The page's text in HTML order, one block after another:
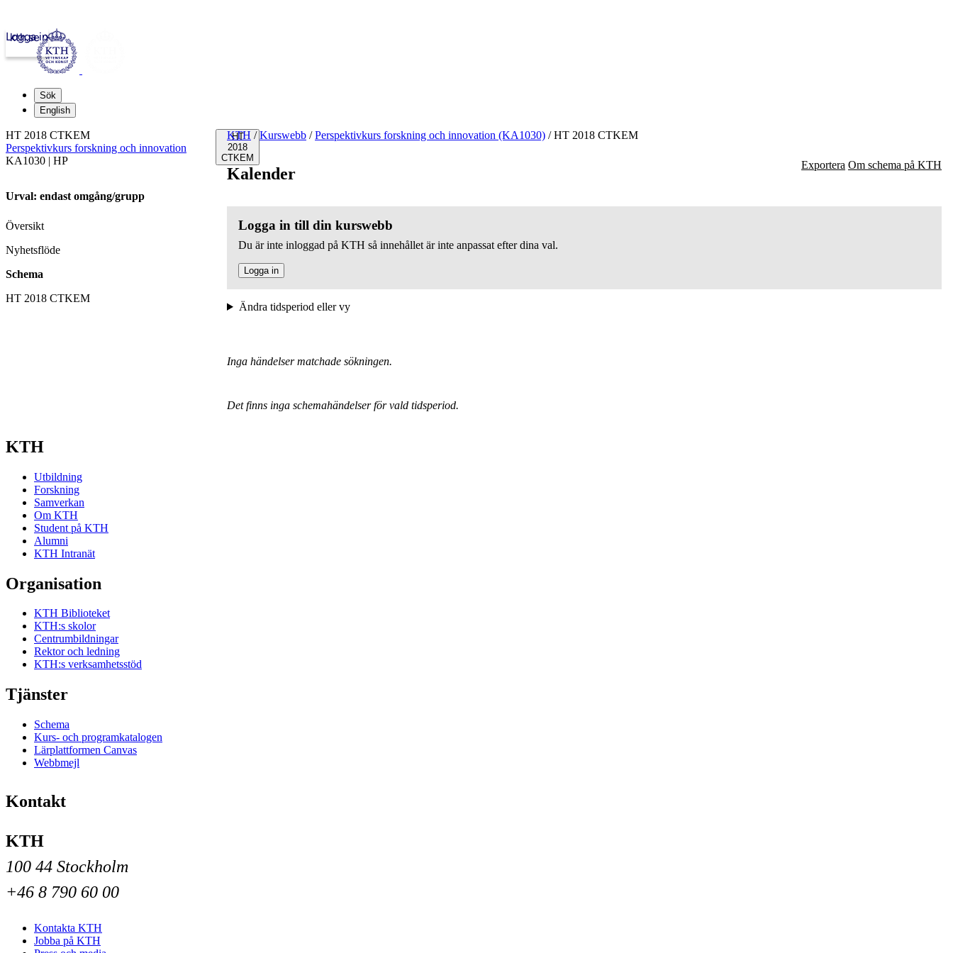
kth.se
Logga in
Sök
English
HT
2018
CTKEM
KTH / Kurswebb / Perspektivkurs forskning och innovation (KA1030) /HT 2018 CTKEM
Kalender Exportera Om schema på KTH
Logga in till din kurswebb
Du är inte inloggad på KTH så innehållet är inte anpassat efter dina val.
Logga in
Ändra tidsperiod eller vy
Inga händelser matchade sökningen.
Det finns inga schemahändelser för vald tidsperiod.
HT 2018 CTKEM
Perspektivkurs forskning och innovation
KA1030 | HP
Urval: endast omgång/grupp
Översikt
Nyhetsflöde
Schema
HT 2018 CTKEM
KTH
Utbildning
Forskning
Samverkan
Om KTH
Student på KTH
Alumni
KTH Intranät
Organisation
KTH Biblioteket
KTH:s skolor
Centrumbildningar
Rektor och ledning
KTH:s verksamhetsstöd
Tjänster
Schema
Kurs- och programkatalogen
Lärplattformen Canvas
Webbmejl
Kontakt
KTH
100 44 Stockholm
+46 8 790 60 00
Kontakta KTH
Jobba på KTH